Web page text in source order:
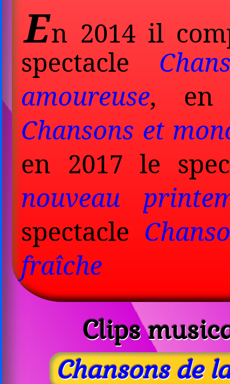
En 2014 il
spectacle
amoureuse, en
Chansons et
en 2017 le
nouveau
spectacle
fraîche
Clips
Chansons de